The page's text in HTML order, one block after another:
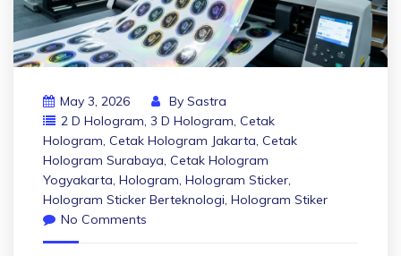
May 3, 2026 By Sastra
2 D Hologram, 3 D Hologram, Cetak
Hologram, Cetak Hologram Jakarta, Cetak
Hologram Surabaya, Cetak Hologram
Yogyakarta, Hologram, Hologram Sticker,
Hologram Sticker Berteknologi, Hologram Stiker
No Comments